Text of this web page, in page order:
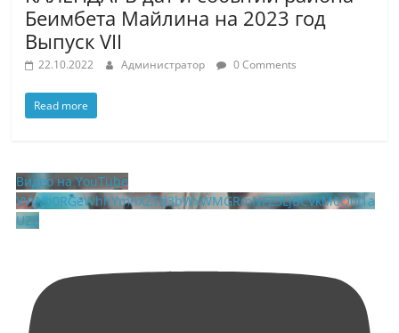
Беимбета Майлина на 2023 год
Выпуск VII
22.10.2022 Администратор 0 Comments
Read more
Видео на YouTube
VVVVb0RGeWhhYmhXZTd3bWxWMGRmNFZ3LjBCVkM0Q0I1a
UZZ